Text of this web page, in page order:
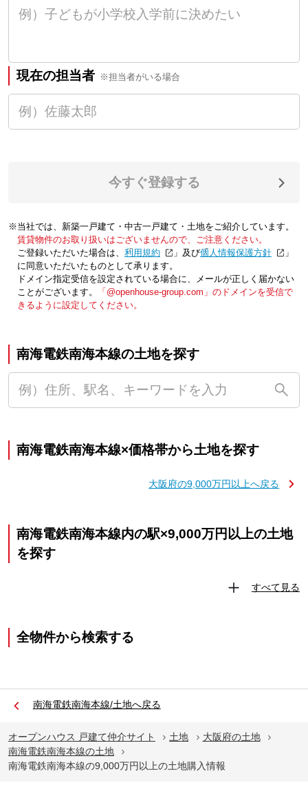
現在の担当者 ※担当者がいる場合
今すぐ登録する
※当社では、新築一戸建て・中古一戸建て・土地をご紹介しています。
賃貸物件のお取り扱いはございませんので、ご注意ください。
ご登録いただいた場合は、「利用規約 」及び「個人情報保護方針
」
に同意いただいたものとして承ります。
ドメイン指定受信を設定されている場合に、メールが正しく届かない
ことがございます。
「@openhouse-group.com」のドメインを受信で
きるように設定してください。
南海電鉄南海本線の土地を探す
南海電鉄南海本線×価格帯から土地を探す
大阪府の9,000万円以上へ戻る
南海電鉄南海本線内の駅×9,000万円以上の土地
を探す
すべて見る
全物件から検索する
南海電鉄南海本線/土地へ戻る
オープンハウス 戸建て仲介サイト 土地
大阪府の土地
南海電鉄南海本線の土地
南海電鉄南海本線の9,000万円以上の土地購入情報